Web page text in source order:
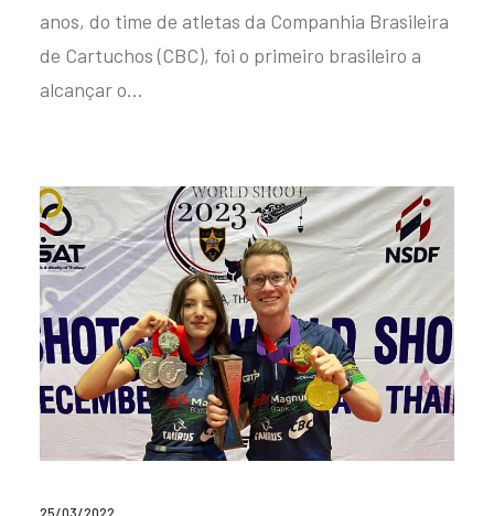
anos, do time de atletas da Companhia Brasileira
de Cartuchos (CBC), foi o primeiro brasileiro a
alcançar o…